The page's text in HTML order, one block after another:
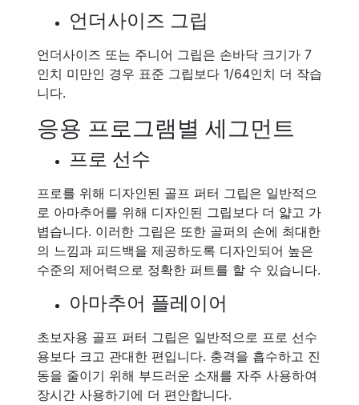
언더사이즈 그립
언더사이즈 또는 주니어 그립은 손바닥 크기가 7
인치 미만인 경우 표준 그립보다 1/64인치 더 작습
니다.
응용 프로그램별 세그먼트
프로 선수
프로를 위해 디자인된 골프 퍼터 그립은 일반적으
로 아마추어를 위해 디자인된 그립보다 더 얇고 가
볍습니다. 이러한 그립은 또한 골퍼의 손에 최대한
의 느낌과 피드백을 제공하도록 디자인되어 높은
수준의 제어력으로 정확한 퍼트를 할 수 있습니다.
아마추어 플레이어
초보자용 골프 퍼터 그립은 일반적으로 프로 선수
용보다 크고 관대한 편입니다. 충격을 흡수하고 진
동을 줄이기 위해 부드러운 소재를 자주 사용하여
장시간 사용하기에 더 편안합니다.